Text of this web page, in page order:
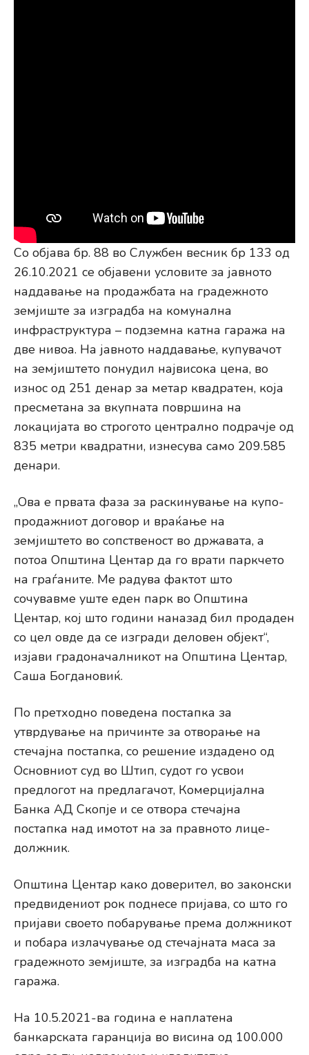
Со објава бр. 88 во Службен весник бр 133 од
26.10.2021 се објавени условите за јавното
наддавање на продажбата на градежното
земјиште за изградба на комунална
инфраструктура – подземна катна гаража на
две нивоа. На јавното наддавање, купувачот
на земјиштето понудил највисока цена, во
износ од 251 денар за метар квадратен, која
пресметана за вкупната површина на
локацијата во строгото централно подрачје од
835 метри квадратни, изнесува само 209.585
денари.
„Ова е првата фаза за раскинување на купо-
продажниот договор и враќање на
земјиштето во сопственост во државата, а
потоа Општина Центар да го врати паркчето
на граѓаните. Ме радува фактот што
сочувавме уште еден парк во Општина
Центар, кој што години наназад бил продаден
со цел овде да се изгради деловен објект“,
изјави градоначалникот на Општина Центар,
Саша Богдановиќ.
По претходно поведена постапка за
утврдување на причинте за отворање на
стечајна постапка, со решение издадено од
Основниот суд во Штип, судот го усвои
предлогот на предлагачот, Комерцијална
Банка АД Скопје и се отвора стечајна
постапка над имотот на за правното лице-
должник.
Општина Центар како доверител, во законски
предвидениот рок поднесе пријава, со што го
пријави своето побарување према должникот
и побара излачување од стечајната маса за
градежното земјиште, за изградба на катна
гаража.
На 10.5.2021-ва година е наплатена
банкарската гаранција во висина од 100.000